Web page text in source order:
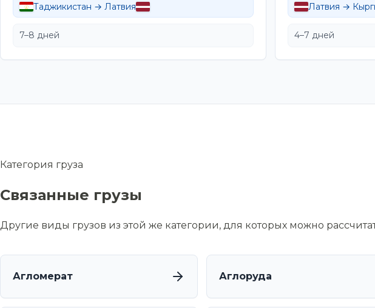
Таджикистан → Латвия
7–8 дней
Латвия →
4–7 дней
Категория груза
Связанные грузы
Другие виды грузов из этой же категории, для которых можно
Агломерат Аглоруда